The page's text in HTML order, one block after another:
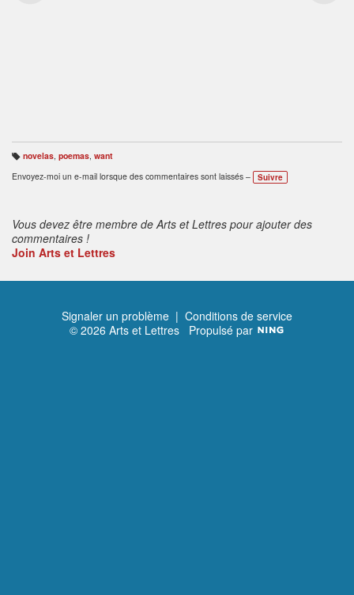
B
ali
s
novelas, poemas, want
Envoyez-moi un e-mail lorsque des commentaires sont laissés –
Suivre
Vous devez être membre de Arts et Lettres pour ajouter des
commentaires !
Join Arts et Lettres
Signaler un problème | Conditions de service
© 2026 Arts et Lettres Propulsé par